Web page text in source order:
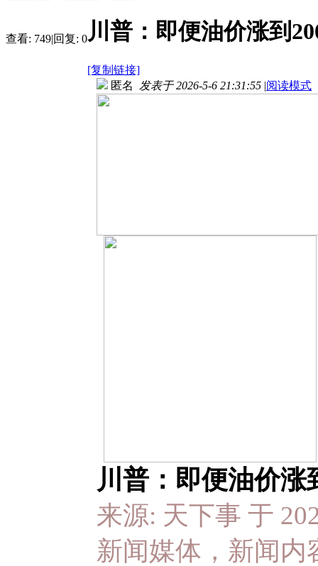
查看: 749|回复: 0川普：即便油价涨到
[复制链接]
匿名 发表于 2026-5-6 21:31:55 |阅读模式
川普：即便油价涨
来源: 天下事 于
新闻媒体，新闻内